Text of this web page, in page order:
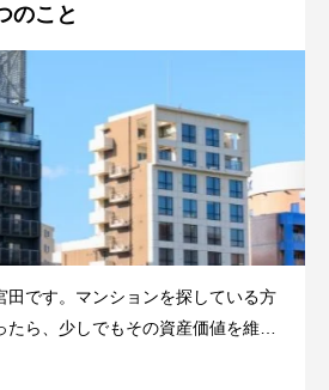
のこと
田です。マンションを探している方
たら、少しでもその資産価値を維持
とんどではないかと思います。し